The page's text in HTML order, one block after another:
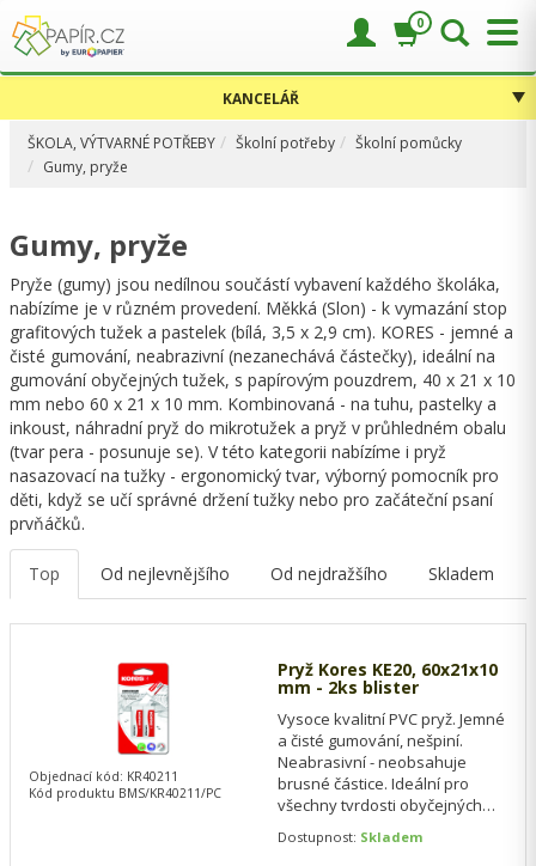
KANCELÁŘ
ŠKOLA, VÝTVARNÉ POTŘEBY Školní potřeby
Školní pomůcky
Gumy, pryže
Gumy, pryže
Pryže (gumy) jsou nedílnou součástí vybavení každého školáka,
nabízíme je v různém provedení. Měkká (Slon) - k vymazání stop
grafitových tužek a pastelek (bílá, 3,5 x 2,9 cm). KORES - jemné a
čisté gumování, neabrazivní (nezanechává částečky), ideální na
gumování obyčejných tužek, s papírovým pouzdrem, 40 x 21 x 10
mm nebo 60 x 21 x 10 mm. Kombinovaná - na tuhu, pastelky a
inkoust, náhradní pryž do mikrotužek a pryž v průhledném obalu
(tvar pera - posunuje se). V této kategorii nabízíme i pryž
nasazovací na tužky - ergonomický tvar, výborný pomocník pro
děti, když se učí správné držení tužky nebo pro začáteční psaní
prvňáčků.
Top Od nejlevnějšího Od nejdražšího Skladem
Pryž Kores KE20, 60x21x10
mm - 2ks blister
Vysoce kvalitní PVC pryž. Jemné
a čisté gumování, nešpiní.
Neabrasivní - neobsahuje
brusné částice. Ideální pro
všechny tvrdosti obyčejných
ftaláty a…
Dostupnost: Skladem
Objednací kód: KR40211
Kód produktu BMS/KR40211/PC
0